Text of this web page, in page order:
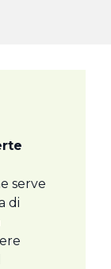
serve
di